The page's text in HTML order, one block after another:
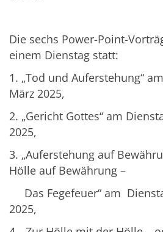
Die sechs Power-Point-
einem Dienstag statt:
1. „Tod und Auferstehung“
März 2025,
2. „Gericht Gottes“ am
2025,
3. „Auferstehung auf
Hölle auf Bewährung –
Das Fegefeuer“ am
2025,